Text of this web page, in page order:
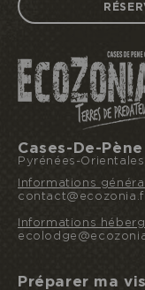
Cases-De-Pène
Pyrénées-
Informations
Informations
Préparer ma